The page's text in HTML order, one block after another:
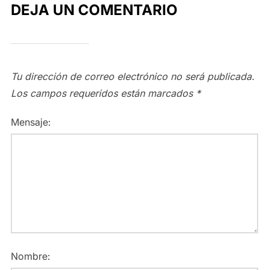
DEJA UN COMENTARIO
Tu dirección de correo electrónico no será publicada.
Los campos requeridos están marcados *
Mensaje:
Nombre: